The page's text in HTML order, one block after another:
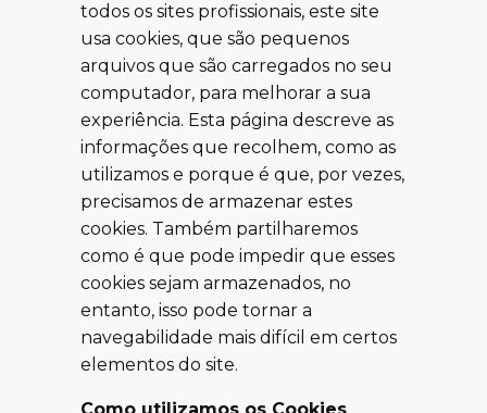
todos os sites profissionais, este site
usa cookies, que são pequenos
arquivos que são carregados no seu
computador, para melhorar a sua
experiência. Esta página descreve as
informações que recolhem, como as
utilizamos e porque é que, por vezes,
precisamos de armazenar estes
cookies. Também partilharemos
como é que pode impedir que esses
cookies sejam armazenados, no
entanto, isso pode tornar a
navegabilidade mais difícil em certos
elementos do site.